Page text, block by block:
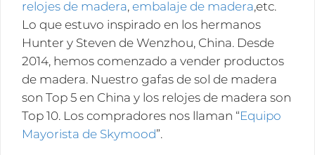
relojes de madera, embalaje de madera,etc.
Lo que estuvo inspirado en los hermanos
Hunter y Steven de Wenzhou, China. Desde
2014, hemos comenzado a vender productos
de madera. Nuestro gafas de sol de madera
son Top 5 en China y los relojes de madera son
Top 10. Los compradores nos llaman “Equipo
Mayorista de Skymood”.
nuestro sitio web. Visite la página de inicio de
es.skymoodwood.com en sitios web de ordenadores,
sitios web móviles y sitios web de iPad. Esto significa
que acepta los términos y condiciones de uso de
estos sitios. Y usted ya acepta los términos y
condiciones de Wenzhou Hunter Trade Co., Ltd. Sin
embargo, si no está ... Read more
LEER MAS